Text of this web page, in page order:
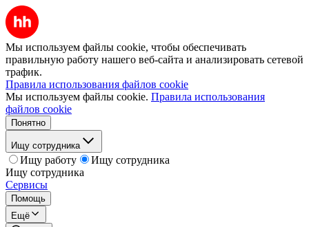
Мы используем файлы cookie, чтобы обеспечивать
правильную работу нашего веб-сайта и анализировать сетевой
трафик.
Правила использования файлов cookie
Мы используем файлы cookie. Правила использования
файлов cookie
Понятно
Ищу сотрудника
Ищу работу
Ищу сотрудника
Ищу сотрудника
Сервисы
Помощь
Ещё